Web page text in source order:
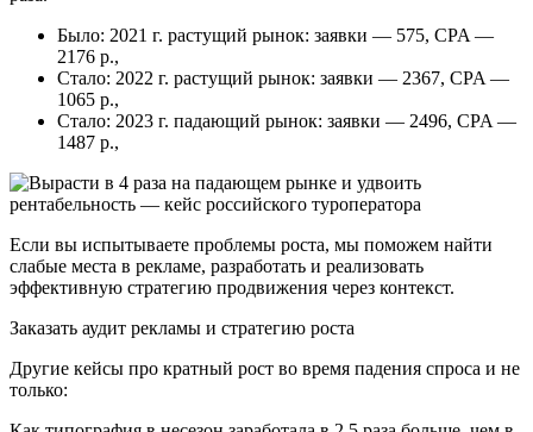
Было: 2021 г. растущий рынок: заявки — 575, CPA —
2176 р.,
Стало: 2022 г. растущий рынок: заявки — 2367, CPA —
1065 р.,
Стало: 2023 г. падающий рынок: заявки — 2496, CPA —
1487 р.,
Если вы испытываете проблемы роста, мы поможем найти
слабые места в рекламе, разработать и реализовать
эффективную стратегию продвижения через контекст.
Заказать аудит рекламы и стратегию роста
Другие кейсы про кратный рост во время падения спроса и не
только: